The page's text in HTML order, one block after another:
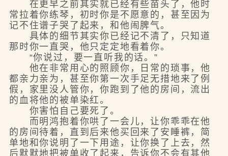
在更早之前其实就已经有些苗头了，他时
常拉着你练琴，初时你是不愿意的，甚至因为
记不住谱子哭了起来，和他闹脾气。
具体的细节其实你已经记不清了，只知道
那时你一直哭，他只定定地看着你。
“你说过，要一直听我的话。”
他在非常用心的照顾你，日常的琐事，他
都亲力亲为，甚至你第一次手足无措地来了例
假，家里没人管你，你跑到了他的房间，流出
的血将他的被单染红。
你害怕自己要死了。
而明鸿抱着你哄了一会儿，让你乖乖在他
的房间待着，直到后来他买回来了安睡裤，简
单地和你说明了一下用途，让你换了上去，然
后默默地把被单收了起来，告诉你不会有其他